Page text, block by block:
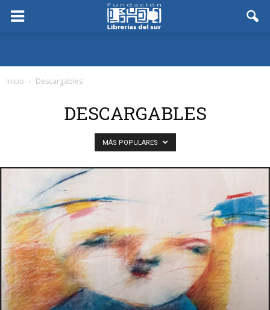
Inicio Descargables
DESCARGABLES
MÁS POPULARES